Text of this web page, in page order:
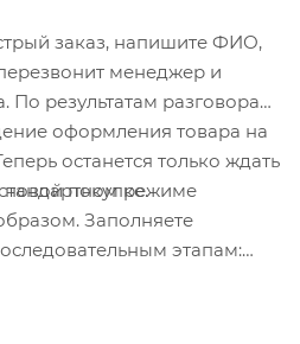
бутылку вверх дном,
чтобы выдавить
герметика в клапан.
плавно поступает в
количество
камеры, используя шкалу
стороне бутылки).
трубку из вентиля и
заказ, напишите ФИО,
менеджер и
По результатам разговора
оформления товара на
останется только ждать
новой покупке.режиме
Заполняете
этапам: